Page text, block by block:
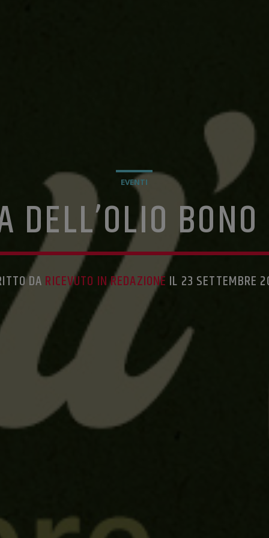
EVENTI
DELL’OLIO
DARICEVUTO IN REDAZIONE IL 23 SETTEMBRE